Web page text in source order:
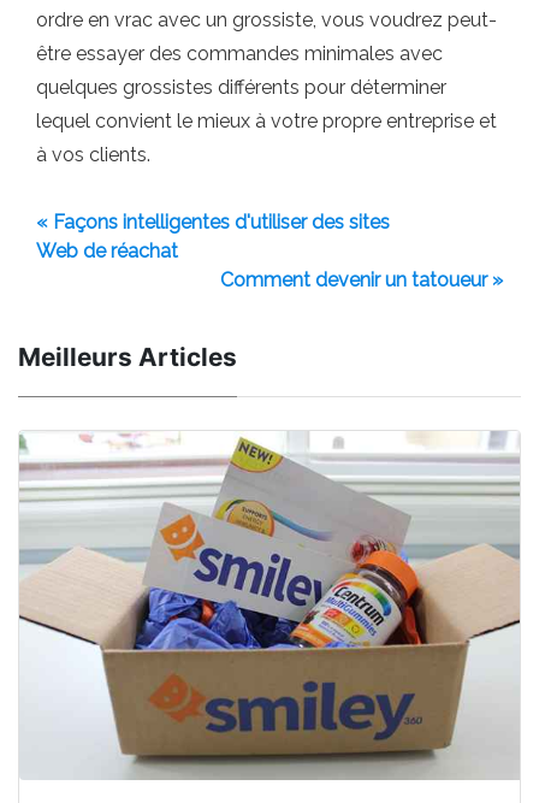
ordre en vrac avec un grossiste, vous voudrez peut-
être essayer des commandes minimales avec
quelques grossistes différents pour déterminer
lequel convient le mieux à votre propre entreprise et
à vos clients.
« Façons intelligentes d'utiliser des sites
Web de réachat
Comment devenir un tatoueur »
Meilleurs Articles